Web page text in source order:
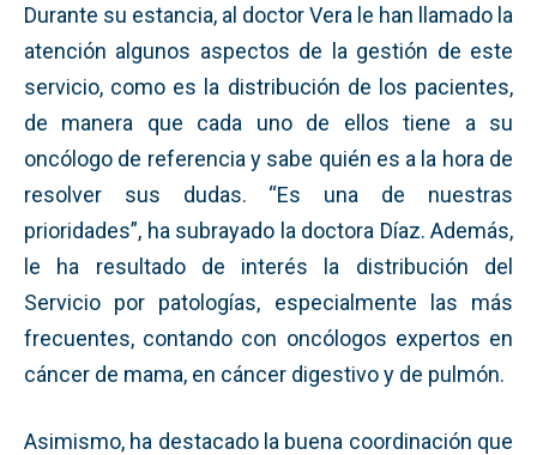
Durante su estancia, al doctor Vera le han llamado la
atención algunos aspectos de la gestión de este
servicio, como es la distribución de los pacientes,
de manera que cada uno de ellos tiene a su
oncólogo de referencia y sabe quién es a la hora de
resolver sus dudas. “Es una de nuestras
prioridades”, ha subrayado la doctora Díaz. Además,
le ha resultado de interés la distribución del
Servicio por patologías, especialmente las más
frecuentes, contando con oncólogos expertos en
cáncer de mama, en cáncer digestivo y de pulmón.
Asimismo, ha destacado la buena coordinación que